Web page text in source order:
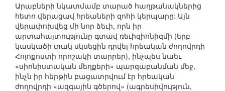
Արաբների նկատմամբ տարած հաղթանակներից
հետո վերացավ հրեաների զոհի կերպարը: Այն
վերափոխվեց մի նոր ձեւի, որն իր
արտահայտությունը գտավ ռեւիզիոնիզմի (երբ
կասկածի տակ սկսեցին դրվել հրեական ժողովրդի
Հոլոքոստի որոշակի տարրեր), ինչպես նաեւ
«սիոնիստական մեղքերի» պարզաբանման մեջ,
ինչն իր հերթին բացատրվում էր հրեական
ժողովրդի «ազգային գծերով» (ագրեսիվություն,